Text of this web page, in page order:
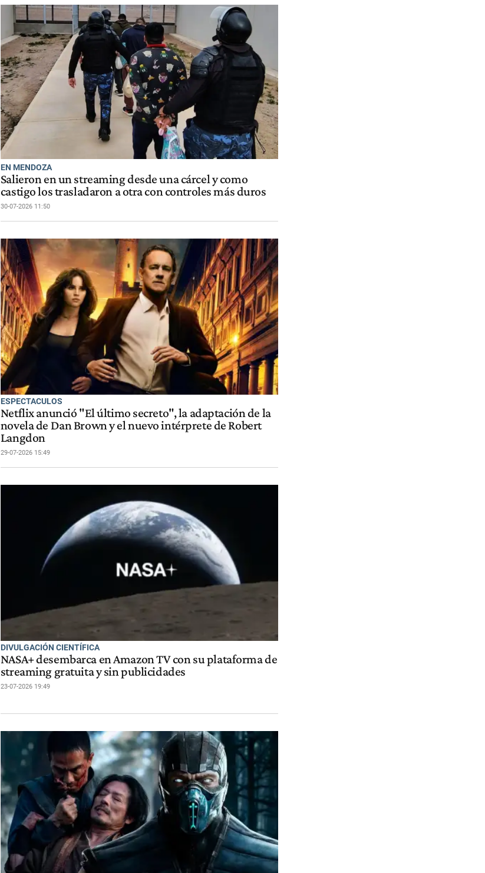
EN MENDOZA
Salieron en un streaming desde una cárcel y como
castigo los trasladaron a otra con controles más duros
30-07-2026 11:50
ESPECTACULOS
Netflix anunció "El último secreto", la adaptación de la
novela de Dan Brown y el nuevo intérprete de Robert
Langdon
29-07-2026 15:49
DIVULGACIÓN CIENTÍFICA
NASA+ desembarca en Amazon TV con su plataforma de
streaming gratuita y sin publicidades
23-07-2026 19:49